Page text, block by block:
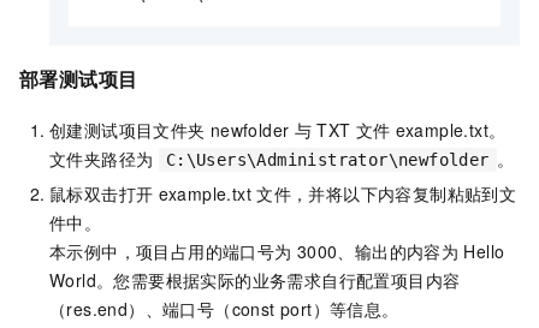
部署测试项目
创建测试项目文件夹 newfolder 与 TXT 文件 example.txt。
文件夹路径为
C:\Users\Administrator\newfolder 。
鼠标双击打开 example.txt 文件，并将以下内容复制粘贴到文
件中。
本示例中，项目占用的端口号为 3000、输出的内容为 Hello
World。您需要根据实际的业务需求自行配置项目内容
（res.end）、端口号（const port）等信息。